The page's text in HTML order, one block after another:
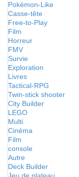
Pokémon-Like
Casse-tête
Free-to-Play
Film
Horreur
FMV
Survie
Exploration
Livres
Tactical-RPG
Twin-stick shooter
City Builder
LEGO
Multi
Cinéma
Film
console
Autre
Deck Builder